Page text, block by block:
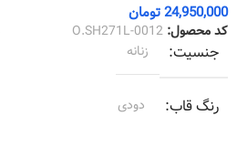
24,950,000تومان
کد محصول:O.SH271L-0012
جنسیت زنانه
رنگ قاب دودی